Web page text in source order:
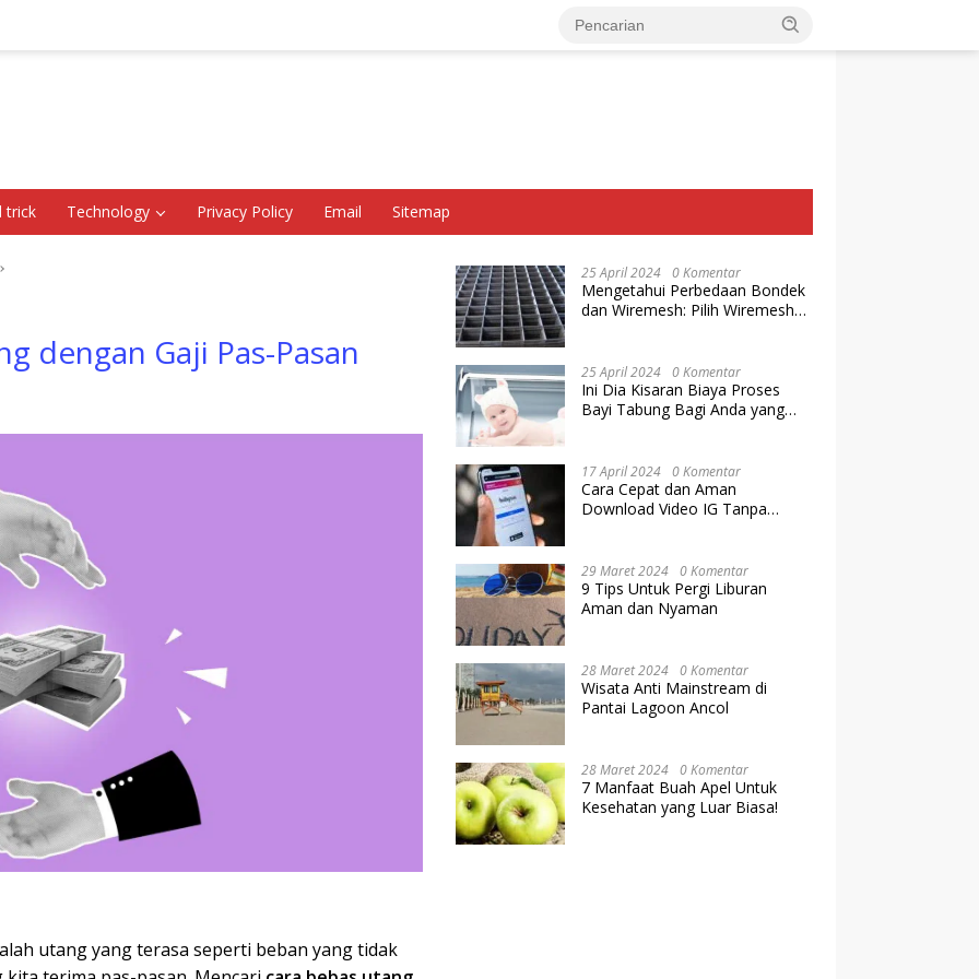
trick Technology Privacy Policy Email Sitemap
dengan Gaji Pas-Pasan
utang yang terasa seperti beban yang tidak
25 April 2024 0 Komentar
Mengetahui Perbedaan Bondek
dan Wiremesh: Pilih Wiremesh
25 April 2024 0 Komentar
Ini Dia Kisaran Biaya Proses
Bayi Tabung Bagi Anda yang
17 April 2024 0 Komentar
Cara Cepat dan Aman
Download Video IG Tanpa
29 Maret 2024 0 Komentar
9 Tips Untuk Pergi Liburan
Aman dan Nyaman
28 Maret 2024 0 Komentar
Wisata Anti Mainstream di
Pantai Lagoon Ancol
28 Maret 2024 0 Komentar
7 Manfaat Buah Apel Untuk
Kesehatan yang Luar Biasa!